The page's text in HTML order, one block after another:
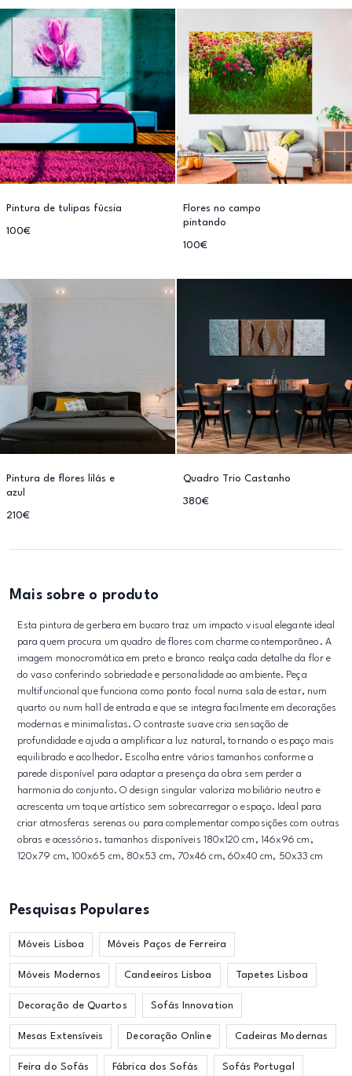
Pintura de tulipas fúcsia
100€
Flores no campo
pintando
100€
Pintura de flores lilás e
azul
210€
Quadro Trio Castanho
380€
Mais sobre o produto
Esta pintura de gerbera em bucaro traz um impacto visual elegante ideal
para quem procura um quadro de flores com charme contemporâneo. A
imagem monocromática em preto e branco realça cada detalhe da flor e
do vaso conferindo sobriedade e personalidade ao ambiente. Peça
multifuncional que funciona como ponto focal numa sala de estar, num
quarto ou num hall de entrada e que se integra facilmente em decorações
modernas e minimalistas. O contraste suave cria sensação de
profundidade e ajuda a amplificar a luz natural, tornando o espaço mais
equilibrado e acolhedor. Escolha entre vários tamanhos conforme a
parede disponível para adaptar a presença da obra sem perder a
harmonia do conjunto. O design singular valoriza mobiliário neutro e
acrescenta um toque artístico sem sobrecarregar o espaço. Ideal para
criar atmosferas serenas ou para complementar composições com outras
obras e acessórios. tamanhos disponíveis 180x120 cm, 146x96 cm,
120x79 cm, 100x65 cm, 80x53 cm, 70x46 cm, 60x40 cm, 50x33 cm
Pesquisas Populares
Móveis Lisboa Móveis Paços de Ferreira
Móveis Modernos Candeeiros Lisboa Tapetes Lisboa
Decoração de Quartos Sofás Innovation
Mesas Extensíveis Decoração Online Cadeiras Modernas
Feira do Sofás Fábrica dos Sofás Sofás Portugal